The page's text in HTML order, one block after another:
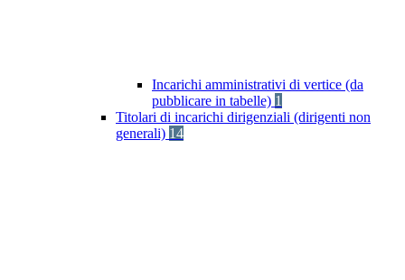
Incarichi amministrativi di vertice (da
pubblicare in tabelle) 1
Titolari di incarichi dirigenziali (dirigenti non
generali) 14